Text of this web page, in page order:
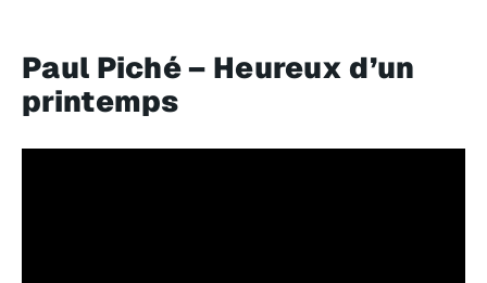
Paul Piché – Heureux d’un
printemps